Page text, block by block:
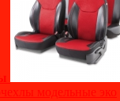
модельные эко